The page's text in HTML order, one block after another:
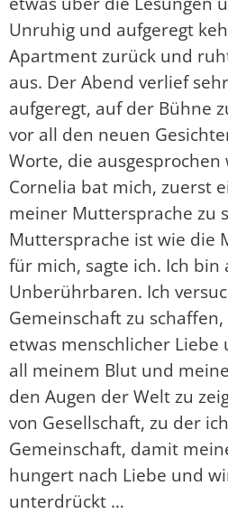
Unruhig und aufgeregt
Apartment zurück und
aus. Der Abend verlief
aufgeregt, auf der Bühne
vor all den neuen
Worte, die
Cornelia bat mich, zuerst
meiner Muttersprache zu
Muttersprache ist wie die
für mich, sagte ich. Ich
Unberührbaren. Ich
Gemeinschaft zu
etwas menschlicher
all meinem Blut und
den Augen der Welt zu
von Gesellschaft, zu der
Gemeinschaft, damit
hungert nach Liebe und
unterdrückt …